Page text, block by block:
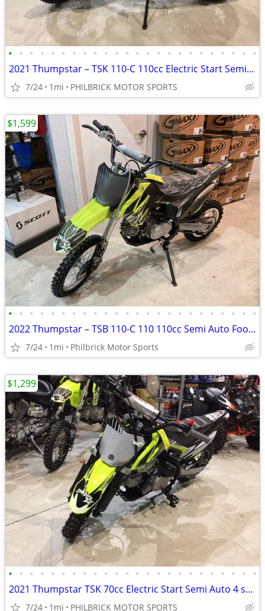
• • • • • • • • • • • • • • • • • • • • • • • •
2021 Thumpstar – TSK 110-C 110cc Electric Start Semi Auto Will Trade
7/24 1mi PHILBRICK MOTOR SPORTS
• • • • • • • • • • • • • • • • • • • • • • • •
2022 Thumpstar – TSB 110-C 110 110cc Semi Auto Foot Shifter Will Trade
7/24 1mi Philbrick Motor Sports
$1,599
• • • • • • • • • • • • • • • • • • • • • • • •
2021 Thumpstar TSK 70cc Electric Start Semi Auto 4 stroke Will Trade
7/24 1mi PHILBRICK MOTOR SPORTS
$1,299